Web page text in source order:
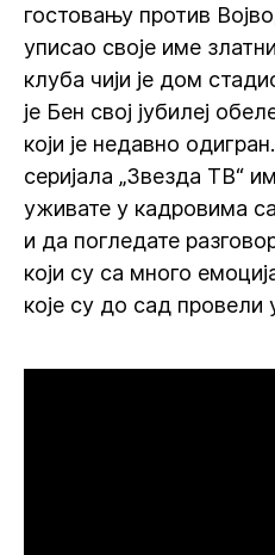
гостовању против
уписао своје име
клуба чији је дом
је Бен свој јубилеј
који је недавно
серијала „Звезда ТВ“
уживате у кадровима
и да погледате
који су са много
које су до сад провели